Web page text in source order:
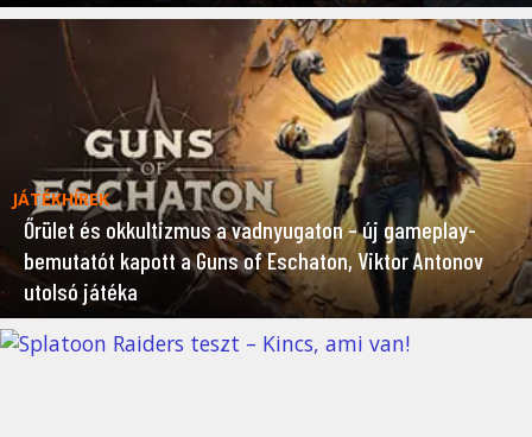
JÁTÉKHÍREK
Őrület és okkultizmus a vadnyugaton – új gameplay-
bemutatót kapott a Guns of Eschaton, Viktor Antonov
utolsó játéka